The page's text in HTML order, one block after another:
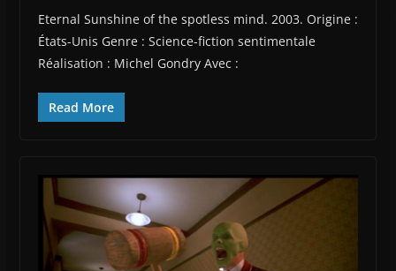
Eternal Sunshine of the spotless mind. 2003. Origine :
États-Unis Genre : Science-fiction sentimentale
Réalisation : Michel Gondry Avec :
Read More